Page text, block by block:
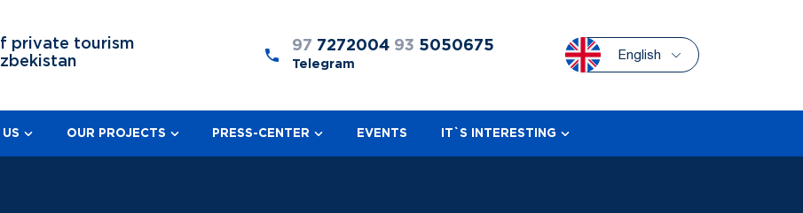
private tourism
97 7272004 93 5050675
Telegram
English
OUR PROJECTS PRESS-CENTER EVENTS IT`S INTERESTING